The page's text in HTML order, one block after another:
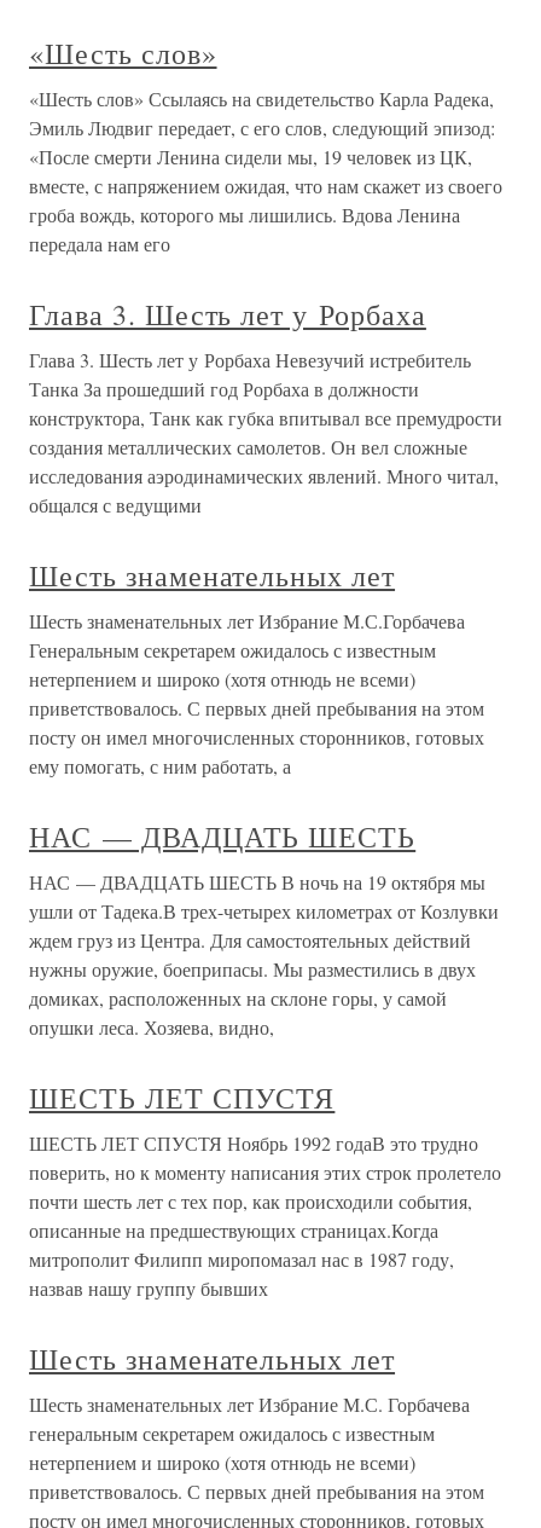
«Шесть слов»
«Шесть слов» Ссылаясь на свидетельство Карла Радека,
Эмиль Людвиг передает, с его слов, следующий эпизод:
«После смерти Ленина сидели мы, 19 человек из ЦК,
вместе, с напряжением ожидая, что нам скажет из своего
гроба вождь, которого мы лишились. Вдова Ленина
передала нам его
Глава 3. Шесть лет у Рорбаха
Глава 3. Шесть лет у Рорбаха Невезучий истребитель
Танка За прошедший год Рорбаха в должности
конструктора, Танк как губка впитывал все премудрости
создания металлических самолетов. Он вел сложные
исследования аэродинамических явлений. Много читал,
общался с ведущими
Шесть знаменательных лет
Шесть знаменательных лет Избрание М.С.Горбачева
Генеральным секретарем ожидалось с известным
нетерпением и широко (хотя отнюдь не всеми)
приветствовалось. С первых дней пребывания на этом
посту он имел многочисленных сторонников, готовых
ему помогать, с ним работать, а
НАС — ДВАДЦАТЬ ШЕСТЬ
НАС — ДВАДЦАТЬ ШЕСТЬ В ночь на 19 октября мы
ушли от Тадека.В трех-четырех километрах от Козлувки
ждем груз из Центра. Для самостоятельных действий
нужны оружие, боеприпасы. Мы разместились в двух
домиках, расположенных на склоне горы, у самой
опушки леса. Хозяева, видно,
ШЕСТЬ ЛЕТ СПУСТЯ
ШЕСТЬ ЛЕТ СПУСТЯ Ноябрь 1992 годаВ это трудно
поверить, но к моменту написания этих строк пролетело
почти шесть лет с тех пор, как происходили события,
описанные на предшествующих страницах.Когда
митрополит Филипп миропомазал нас в 1987 году,
назвав нашу группу бывших
Шесть знаменательных лет
Шесть знаменательных лет Избрание М.С. Горбачева
генеральным секретарем ожидалось с известным
нетерпением и широко (хотя отнюдь не всеми)
приветствовалось. С первых дней пребывания на этом
посту он имел многочисленных сторонников, готовых